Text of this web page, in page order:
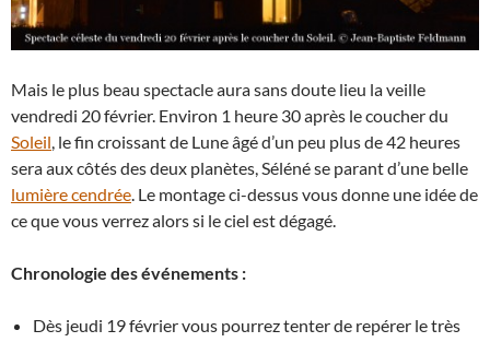
Mais le plus beau spectacle aura sans doute lieu la veille
vendredi 20 février. Environ 1 heure 30 après le coucher du
Soleil, le fin croissant de Lune âgé d’un peu plus de 42 heures
sera aux côtés des deux planètes, Séléné se parant d’une belle
lumière cendrée. Le montage ci-dessus vous donne une idée de
ce que vous verrez alors si le ciel est dégagé.
Chronologie des événements :
Dès jeudi 19 février vous pourrez tenter de repérer le très